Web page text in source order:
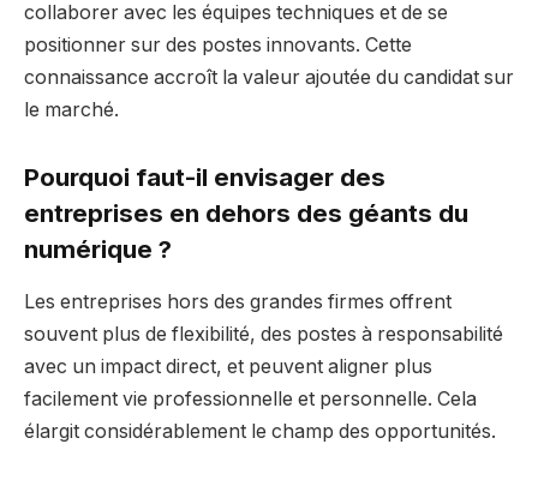
collaborer avec les équipes techniques et de se
positionner sur des postes innovants. Cette
connaissance accroît la valeur ajoutée du candidat sur
le marché.
Pourquoi faut-il envisager des
entreprises en dehors des géants du
numérique ?
Les entreprises hors des grandes firmes offrent
souvent plus de flexibilité, des postes à responsabilité
avec un impact direct, et peuvent aligner plus
facilement vie professionnelle et personnelle. Cela
élargit considérablement le champ des opportunités.